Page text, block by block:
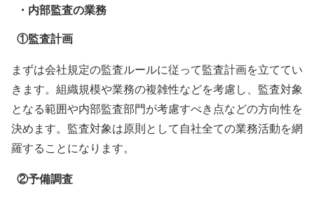
・内部監査の業務
①監査計画
まずは会社規定の監査ルールに従って監査計画を立ててい
きます。組織規模や業務の複雑性などを考慮し、監査対象
となる範囲や内部監査部門が考慮すべき点などの方向性を
決めます。監査対象は原則として自社全ての業務活動を網
羅することになります。
②予備調査